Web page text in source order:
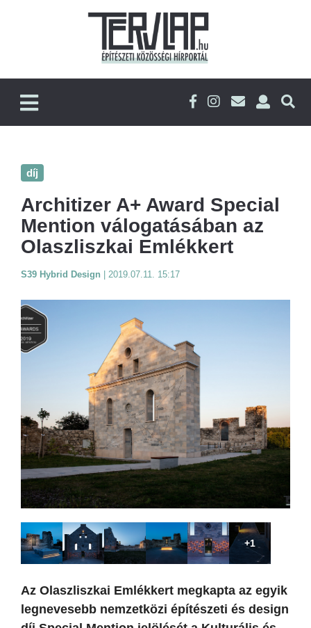
díj
Architizer A+ Award Special
Mention válogatásában az
Olaszliszkai Emlékkert
S39 Hybrid Design 2019.07.11. 15:17
+1
Az Olaszliszkai Emlékkert megkapta az egyik
legnevesebb nemzetközi építészeti és design